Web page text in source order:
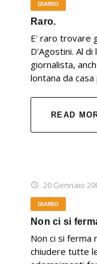
DIARIO
Raro.
E' raro trovare
D'Agostini. Al
giornalista,
lontana da
READ
20 Gennaio
DIARIO
Non ci si
Non ci si ferma
chiudere tutte